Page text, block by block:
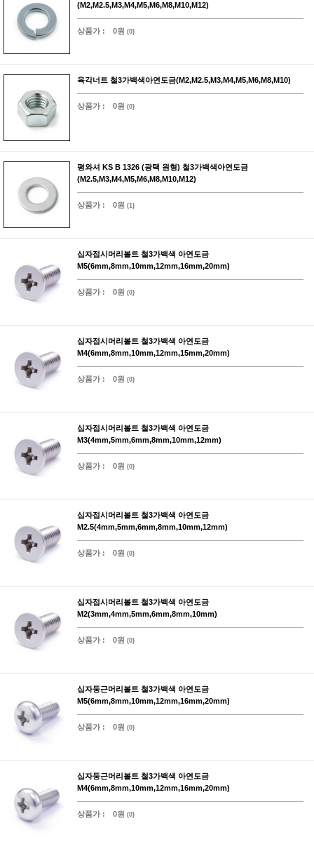
(M2,M2.5,M3,M4,M5,M6,M8,M10,M12)
상품가 : 0원 (0)
육각너트 철3가백색아연도금(M2,M2.5,M3,M4,M5,M6,M8,M10)
상품가 : 0원 (0)
평와셔 KS B 1326 (광택 원형) 철3가백색아연도금
(M2.5,M3,M4,M5,M6,M8,M10,M12)
상품가 : 0원 (1)
십자접시머리볼트 철3가백색 아연도금
M5(6mm,8mm,10mm,12mm,16mm,20mm)
상품가 : 0원 (0)
십자접시머리볼트 철3가백색 아연도금
M4(6mm,8mm,10mm,12mm,15mm,20mm)
상품가 : 0원 (0)
십자접시머리볼트 철3가백색 아연도금
M3(4mm,5mm,6mm,8mm,10mm,12mm)
상품가 : 0원 (0)
십자접시머리볼트 철3가백색 아연도금
M2.5(4mm,5mm,6mm,8mm,10mm,12mm)
상품가 : 0원 (0)
십자접시머리볼트 철3가백색 아연도금
M2(3mm,4mm,5mm,6mm,8mm,10mm)
상품가 : 0원 (0)
십자둥근머리볼트 철3가백색 아연도금
M5(6mm,8mm,10mm,12mm,16mm,20mm)
상품가 : 0원 (0)
십자둥근머리볼트 철3가백색 아연도금
M4(6mm,8mm,10mm,12mm,16mm,20mm)
상품가 : 0원 (0)